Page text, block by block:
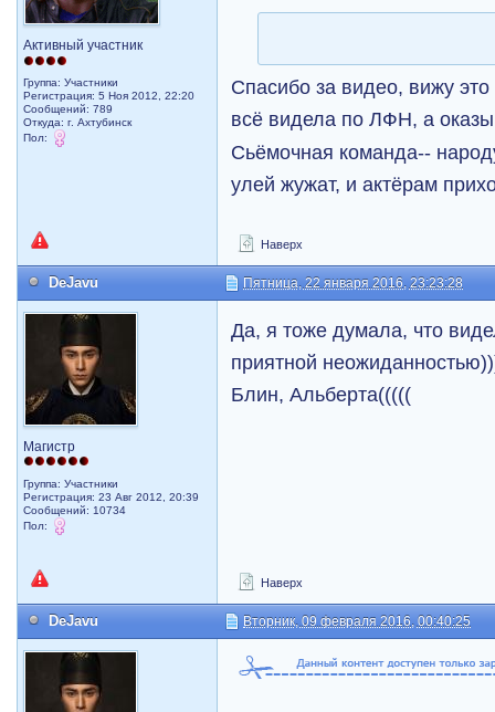
Активный участник
Группа: Участники
Регистрация: 5 Ноя 2012, 22:20
Сообщений: 789
Откуда: г. Ахтубинск
Пол:
Спасибо за видео, вижу
всё видела по ЛФН, а
Сьёмочная команда--
улей жужат, и актёрам
Наверх
DeJavu Пятница, 22 января 2016, 23:23:28
Магистр
Группа: Участники
Регистрация: 23 Авг 2012, 20:39
Сообщений: 10734
Пол:
Да, я тоже думала, что
приятной
Блин, Альберта(((((
Наверх
DeJavu Вторник, 09 февраля 2016, 00:40:25